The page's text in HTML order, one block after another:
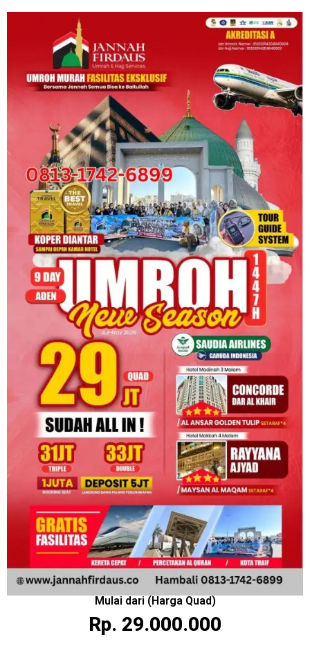
Mulai dari (Harga Quad)
Rp. 29.000.000